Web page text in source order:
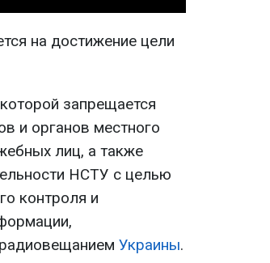
на достижение цели
запрещается
и органов местного
лиц, а также
НСТУ с целью
контроля и
Украины.